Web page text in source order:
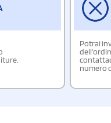
Potrai
numero